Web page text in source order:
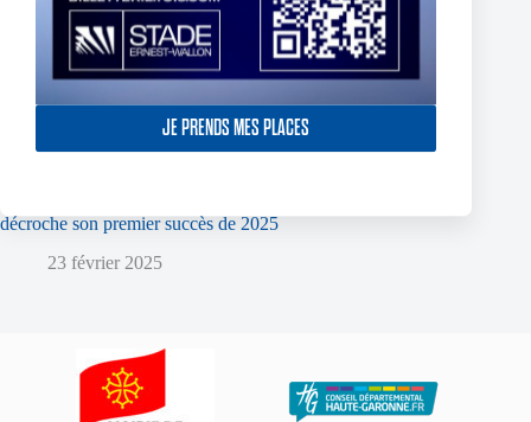
JE PRENDS MES PLACES
décroche son premier succès de 2025
23 février 2025